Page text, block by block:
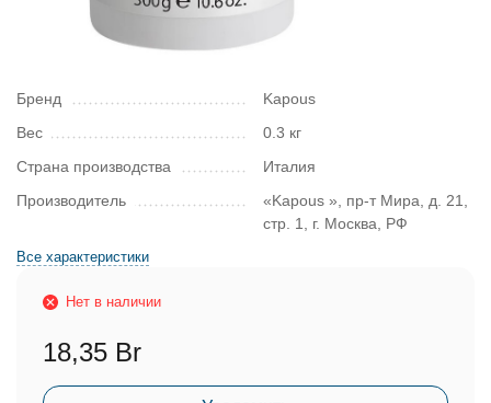
Бренд
Kapous
Вес
0.3 кг
Страна производства
Италия
Производитель
«Kapous », пр-т Мира, д. 21,
стр. 1, г. Москва, РФ
Все характеристики
Нет в наличии
18,35 Br